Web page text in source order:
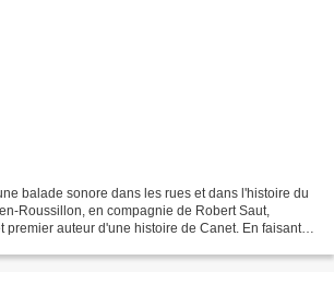
balade sonore dans les rues et dans l'histoire du
Roussillon, en compagnie de Robert Saut,
premier auteur d'une histoire de Canet. En faisant